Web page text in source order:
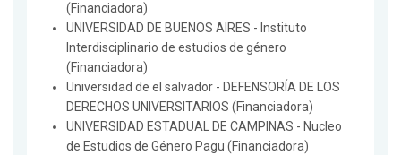
(Financiadora)
UNIVERSIDAD DE BUENOS AIRES - Instituto
Interdisciplinario de estudios de género
(Financiadora)
Universidad de el salvador - DEFENSORÍA DE LOS
DERECHOS UNIVERSITARIOS (Financiadora)
UNIVERSIDAD ESTADUAL DE CAMPINAS - Nucleo
de Estudios de Género Pagu (Financiadora)